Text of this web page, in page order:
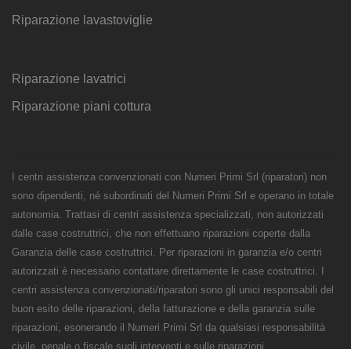
Riparazione lavastoviglie
Riparazione lavatrici
Riparazione piani cottura
I centri assistenza convenzionati con Numeri Primi Srl (riparatori) non
sono dipendenti, né subordinati del Numeri Primi Srl e operano in totale
autonomia. Trattasi di centri assistenza specializzati, non autorizzati
dalle case costruttrici, che non effettuano riparazioni coperte dalla
Garanzia delle case costruttrici. Per riparazioni in garanzia e/o centri
autorizzati è necessario contattare direttamente le case costruttrici. I
centri assistenza convenzionati/riparatori sono gli unici responsabili del
buon esito delle riparazioni, della fatturazione e della garanzia sulle
riparazioni, esonerando il Numeri Primi Srl da qualsiasi responsabilità
civile, penale o fiscale sugli interventi e sulle riparazioni.